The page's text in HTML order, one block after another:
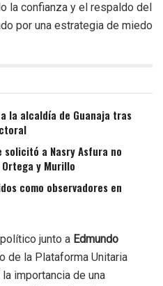
la confianza y el respaldo del
por una estrategia de miedo
la alcaldía de Guanaja tras
solicitó a Nasry Asfura no
y Murillo
como observadores en
junto a Edmundo
de la Plataforma Unitaria
importancia de una